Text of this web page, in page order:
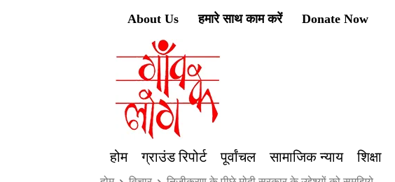
About Us हमारे साथ काम करें Donate Now
होम ग्राउंड रिपोर्ट पूर्वांचल सामाजिक न्याय शिक्षा